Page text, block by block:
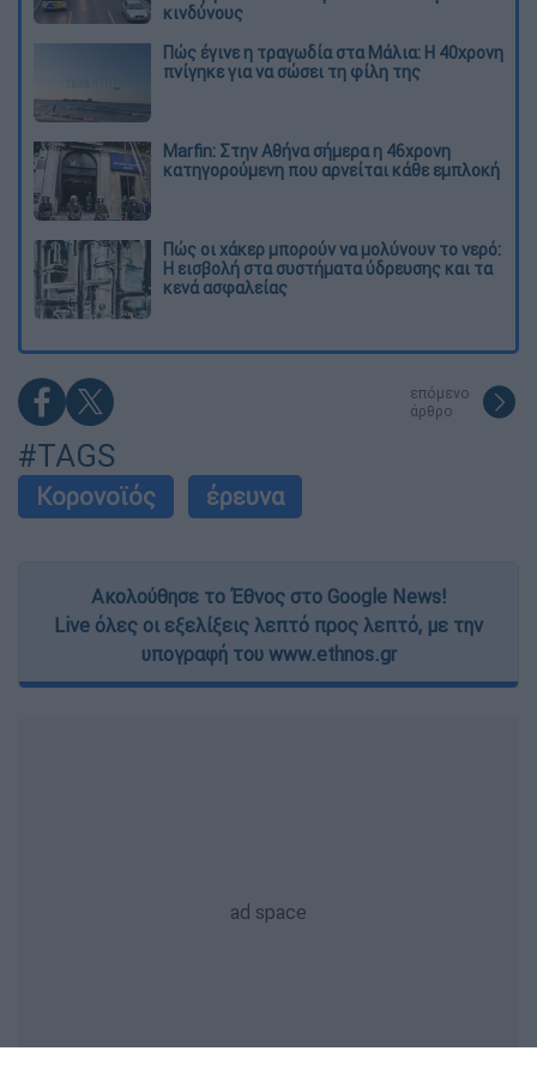
κινδύνους
Πώς έγινε η τραγωδία στα Μάλια: Η 40χρονη
πνίγηκε για να σώσει τη φίλη της
Marfin: Στην Αθήνα σήμερα η 46χρονη
κατηγορούμενη που αρνείται κάθε εμπλοκή
Πώς οι χάκερ μπορούν να μολύνουν το νερό:
Η εισβολή στα συστήματα ύδρευσης και τα
κενά ασφαλείας
επόμενο
άρθρο
#TAGS
Κορονοϊός έρευνα
Ακολούθησε το Έθνος στο Google News!
Live όλες οι εξελίξεις λεπτό προς λεπτό, με την
υπογραφή του www.ethnos.gr